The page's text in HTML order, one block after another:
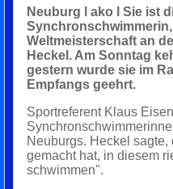
Neuburg l ako l Sie ist
Weltmeisterschaft an
Heckel. Am Sonntag
gestern wurde sie im
Empfangs geehrt.
Sportreferent Klaus
Neuburgs. Heckel
gemacht hat, in diesem
schwimmen".